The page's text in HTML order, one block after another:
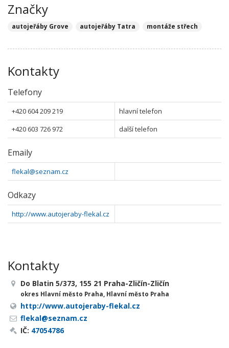
Značky
autojeřáby Grove autojeřáby Tatra montáže střech
Kontakty
Telefony
+420 604 209 219
hlavní telefon
+420 603 726 972
další telefon
Emaily
flekal@seznam.cz
Odkazy
http://www.autojeraby-flekal.cz
Kontakty
Do Blatin 5/373, 155 21 Praha-Zličín-Zličín
okres Hlavní město Praha, Hlavní město Praha
http://www.autojeraby-flekal.cz
flekal@seznam.cz
IČ: 47054786